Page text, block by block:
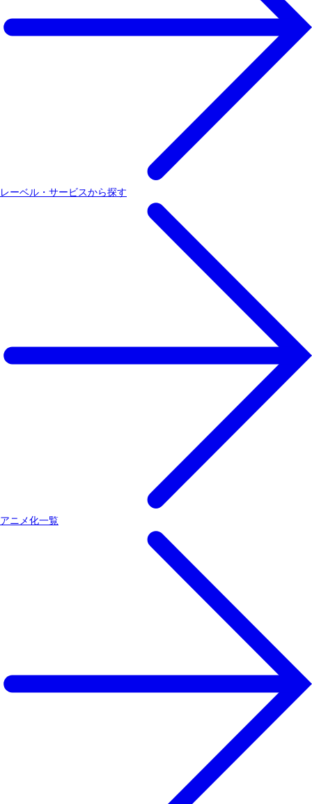
レーベル・サービスから探す
アニメ化一覧